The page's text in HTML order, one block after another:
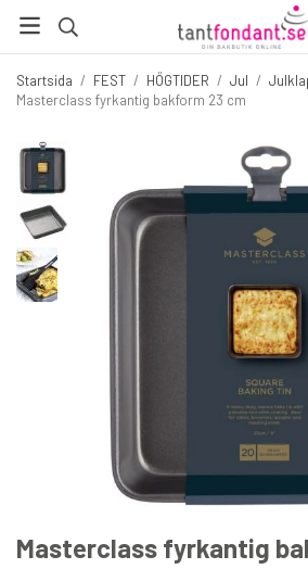
Startsida / FEST / HÖGTIDER / Jul /
Masterclass fyrkantig bakform 23 cm
Fler produkter du inte
60%
Masterclass fyrkantig